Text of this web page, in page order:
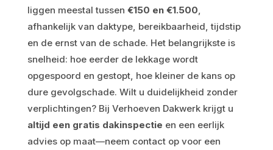
liggen meestal tussen €150 en €1.500,
afhankelijk van daktype, bereikbaarheid, tijdstip
en de ernst van de schade. Het belangrijkste is
snelheid: hoe eerder de lekkage wordt
opgespoord en gestopt, hoe kleiner de kans op
dure gevolgschade. Wilt u duidelijkheid zonder
verplichtingen? Bij Verhoeven Dakwerk krijgt u
altijd een gratis dakinspectie en een eerlijk
advies op maat—neem contact op voor een